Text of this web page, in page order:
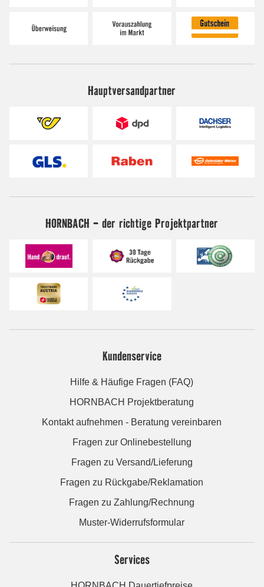
Hauptversandpartner
HORNBACH - der richtige Projektpartner
Kundenservice
Hilfe & Häufige Fragen (FAQ)
HORNBACH Projektberatung
Kontakt aufnehmen - Beratung vereinbaren
Fragen zur Onlinebestellung
Fragen zu Versand/Lieferung
Fragen zu Rückgabe/Reklamation
Fragen zu Zahlung/Rechnung
Muster-Widerrufsformular
Services